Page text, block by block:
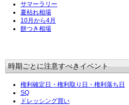
サマーラリー
夏枯れ相場
10月から4月
餅つき相場
時期ごとに注意すべきイベント
権利確定日・権利取り日・権利落ち日
SQ
ドレッシング買い